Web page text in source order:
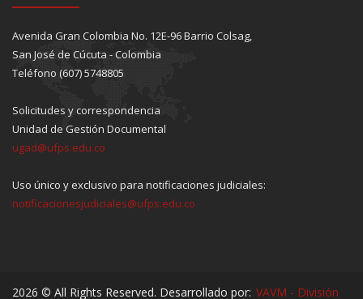
Avenida Gran Colombia No. 12E-96 Barrio Colsag,
San José de Cúcuta - Colombia
Teléfono (607) 5748805
Solicitudes y correspondencia
Unidad de Gestión Documental
ugad@ufps.edu.co
Uso único y exclusivo para notificaciones judiciales:
notificacionesjudiciales@ufps.edu.co
2026 © All Rights Reserved. Desarrollado por: VAVM - División